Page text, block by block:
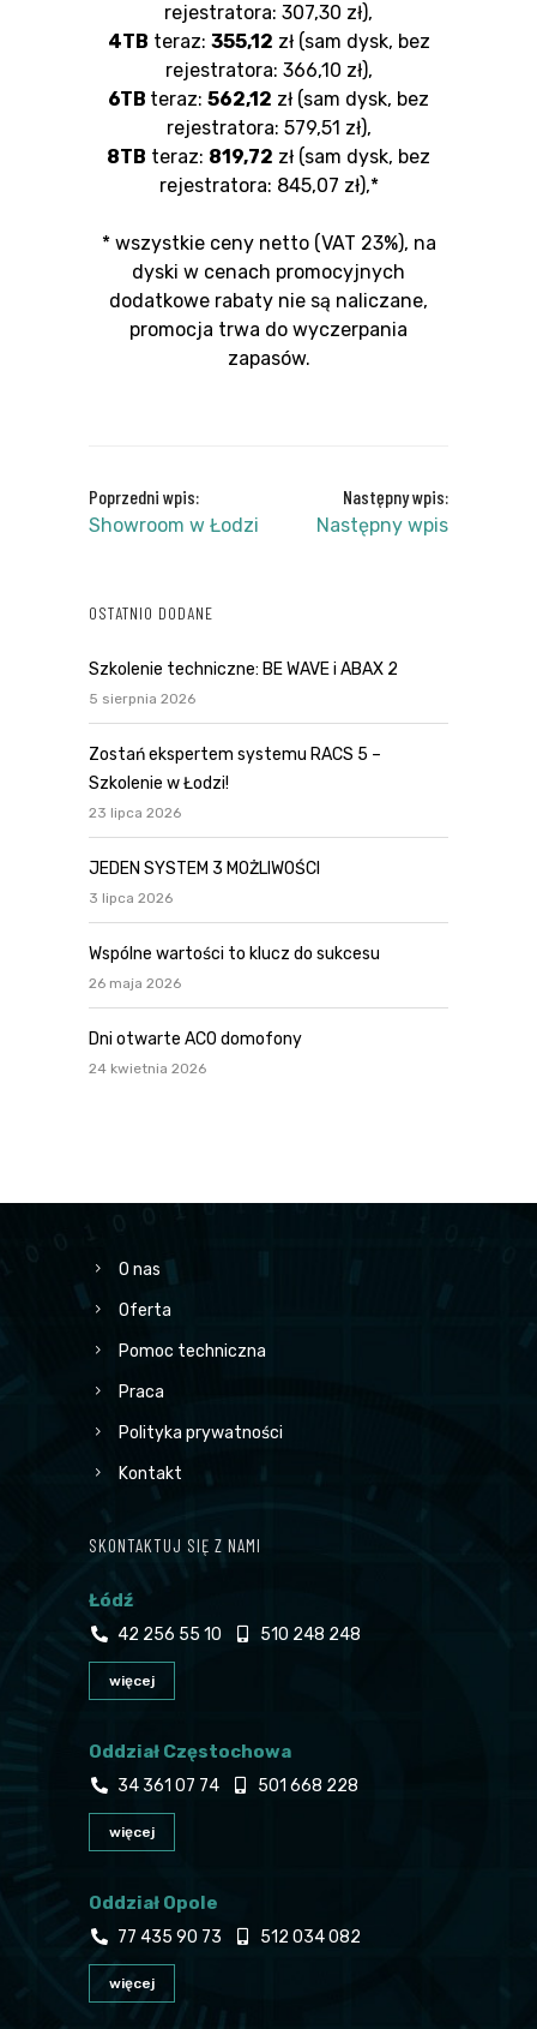
rejestratora: 307,30 zł),
4TB teraz: 355,12 zł (sam dysk, bez
rejestratora: 366,10 zł),
6TB teraz: 562,12 zł (sam dysk, bez
rejestratora: 579,51 zł),
8TB teraz: 819,72 zł (sam dysk, bez
rejestratora: 845,07 zł),*
* wszystkie ceny netto (VAT 23%), na
dyski w cenach promocyjnych
dodatkowe rabaty nie są naliczane,
promocja trwa do wyczerpania
zapasów.
Poprzedni wpis:
Showroom w Łodzi
Następny wpis:
Następny wpis
OSTATNIO DODANE
Szkolenie techniczne: BE WAVE i ABAX 2
5 sierpnia 2026
Zostań ekspertem systemu RACS 5 –
Szkolenie w Łodzi!
23 lipca 2026
JEDEN SYSTEM 3 MOŻLIWOŚCI
3 lipca 2026
Wspólne wartości to klucz do sukcesu
26 maja 2026
Dni otwarte ACO domofony
24 kwietnia 2026
O nas
Oferta
Pomoc techniczna
Praca
Polityka prywatności
Kontakt
SKONTAKTUJ SIĘ Z NAMI
Łódź
42 256 55 10 510 248 248
więcej
Oddział Częstochowa
34 361 07 74 501 668 228
więcej
Oddział Opole
77 435 90 73 512 034 082
więcej